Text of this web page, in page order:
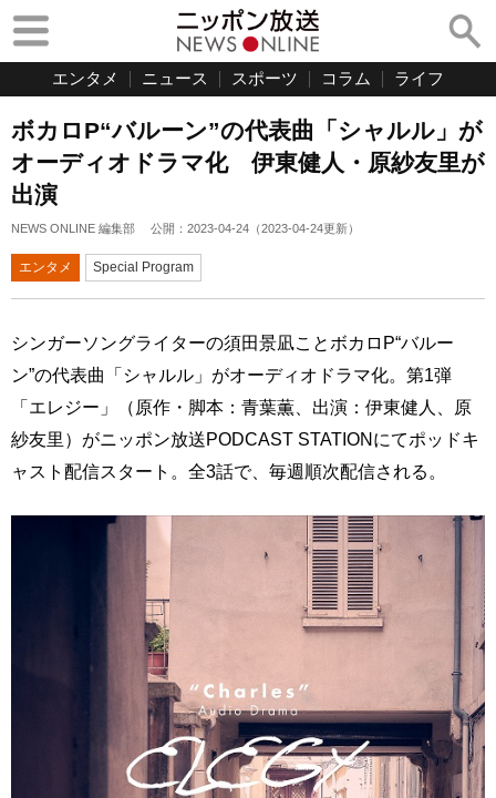
エンタメ ニュース スポーツ コラム ライフ
ボカロP“バルーン”の代表曲「シャルル」が
オーディオドラマ化 伊東健人・原紗友里が
出演
NEWS ONLINE 編集部 公開： 2023-04-24 （2023-04-24更新）
エンタメ Special Program
シンガーソングライターの須田景凪ことボカロP“バルー
ン”の代表曲「シャルル」がオーディオドラマ化。第1弾
「エレジー」（原作・脚本：青葉薫、出演：伊東健人、原
紗友里）がニッポン放送PODCAST STATIONにてポッドキ
ャスト配信スタート。全3話で、毎週順次配信される。